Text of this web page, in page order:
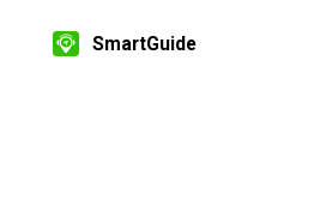
SmartGuide